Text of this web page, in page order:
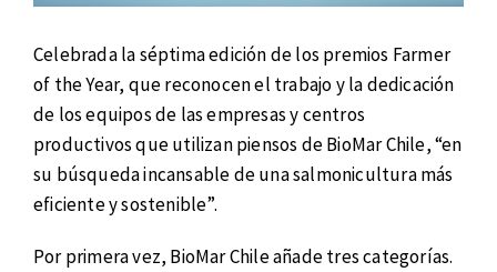
Celebrada la séptima edición de los premios Farmer
of the Year, que reconocen el trabajo y la dedicación
de los equipos de las empresas y centros
productivos que utilizan piensos de BioMar Chile, “en
su búsqueda incansable de una salmonicultura más
eficiente y sostenible”.
Por primera vez, BioMar Chile añade tres categorías.